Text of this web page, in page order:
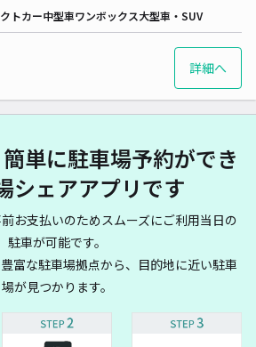
トカー中型車ワンボックス大型車・SUV
詳細へ
単に駐車場予約ができ
シェアアプリです
お支払いのためスムーズにご利用当日の
駐車が可能です。
富な駐車場拠点から、目的地に近い駐車
場が見つかります。